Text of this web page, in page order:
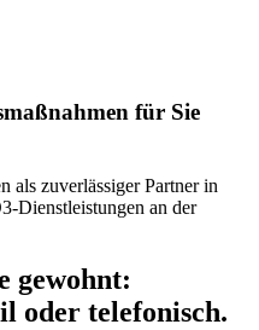
für Sie
als zuverlässiger Partner in
Dienstleistungen an der
gewohnt:
oder telefonisch.